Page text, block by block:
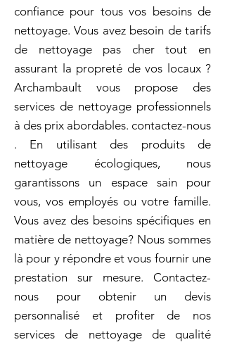
confiance pour tous vos besoins de
nettoyage. Vous avez besoin de tarifs
de nettoyage pas cher tout en
assurant la propreté de vos locaux ?
Archambault vous propose des
services de nettoyage professionnels
à des prix abordables. contactez-nous
. En utilisant des produits de
nettoyage écologiques, nous
garantissons un espace sain pour
vous, vos employés ou votre famille.
Vous avez des besoins spécifiques en
matière de nettoyage? Nous sommes
là pour y répondre et vous fournir une
prestation sur mesure. Contactez-
nous pour obtenir un devis
personnalisé et profiter de nos
services de nettoyage de qualité